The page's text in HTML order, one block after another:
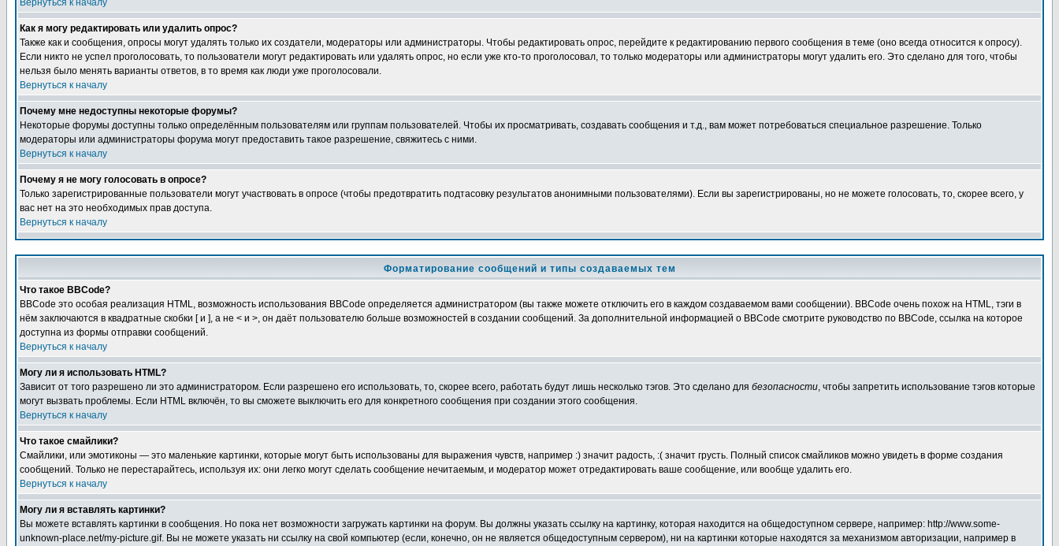
Вернуться к началу
Как я могу редактировать или удалить опрос?
Также как и сообщения, опросы могут удалять только их создатели, модераторы или администраторы. Чтобы редактировать опрос, перейдите к редактированию первого сообщения в теме (оно всегда относится к опросу).
Если никто не успел проголосовать, то пользователи могут редактировать или удалять опрос, но если уже кто-то проголосовал, то только модераторы или администраторы могут удалить его. Это сделано для того, чтобы
нельзя было менять варианты ответов, в то время как люди уже проголосовали.
Вернуться к началу
Почему мне недоступны некоторые форумы?
Некоторые форумы доступны только определённым пользователям или группам пользователей. Чтобы их просматривать, создавать сообщения и т.д., вам может потребоваться специальное разрешение. Только
модераторы или администраторы форума могут предоставить такое разрешение, свяжитесь с ними.
Вернуться к началу
Почему я не могу голосовать в опросе?
Только зарегистрированные пользователи могут участвовать в опросе (чтобы предотвратить подтасовку результатов анонимными пользователями). Если вы зарегистрированы, но не можете голосовать, то, скорее всего, у
вас нет на это необходимых прав доступа.
Вернуться к началу
Форматирование сообщений и типы создаваемых тем
Что такое BBCode?
BBCode это особая реализация HTML, возможность использования BBCode определяется администратором (вы также можете отключить его в каждом создаваемом вами сообщении). BBCode очень похож на HTML, тэги в
нём заключаются в квадратные скобки [ и ], а не < и >, он даёт пользователю больше возможностей в создании сообщений. За дополнительной информацией о BBCode смотрите руководство по BBCode, ссылка на которое
доступна из формы отправки сообщений.
Вернуться к началу
Могу ли я использовать HTML?
Зависит от того разрешено ли это администратором. Если разрешено его использовать, то, скорее всего, работать будут лишь несколько тэгов. Это сделано для безопасности, чтобы запретить использование тэгов которые
могут вызвать проблемы. Если HTML включён, то вы сможете выключить его для конкретного сообщения при создании этого сообщения.
Вернуться к началу
Что такое смайлики?
Смайлики, или эмотиконы — это маленькие картинки, которые могут быть использованы для выражения чувств, например :) значит радость, :( значит грусть. Полный список смайликов можно увидеть в форме создания
сообщений. Только не перестарайтесь, используя их: они легко могут сделать сообщение нечитаемым, и модератор может отредактировать ваше сообщение, или вообще удалить его.
Вернуться к началу
Могу ли я вставлять картинки?
Вы можете вставлять картинки в сообщения. Но пока нет возможности загружать картинки на форум. Вы должны указать ссылку на картинку, которая находится на общедоступном сервере, например: http://www.some-
unknown-place.net/my-picture.gif. Вы не можете указать ни ссылку на свой компьютер (если, конечно, он не является общедоступным сервером), ни на картинки которые находятся за механизмом авторизации, например в